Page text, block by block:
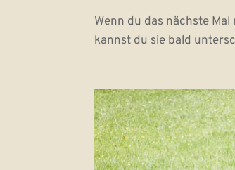
Wenn du das nächste
kannst du sie bald